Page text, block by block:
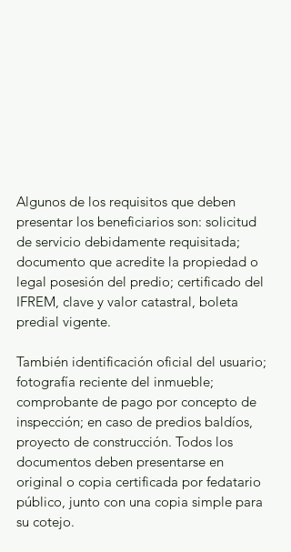
Algunos de los requisitos que deben
presentar los beneficiarios son: solicitud
de servicio debidamente requisitada;
documento que acredite la propiedad o
legal posesión del predio; certificado del
IFREM, clave y valor catastral, boleta
predial vigente.
También identificación oficial del usuario;
fotografía reciente del inmueble;
comprobante de pago por concepto de
inspección; en caso de predios baldíos,
proyecto de construcción. Todos los
documentos deben presentarse en
original o copia certificada por fedatario
público, junto con una copia simple para
su cotejo.